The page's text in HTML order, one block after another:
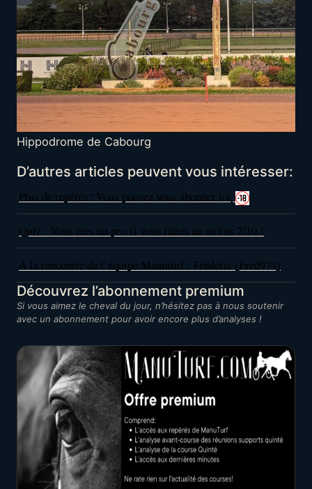
Hippodrome de Cabourg
D’autres articles peuvent vous intéresser:
Plus de repérés? Vous pouvez vous abonner ici
Quiz : Vous êtes un pro si vous faites au moins 7/10 !
À la rencontre de l’équipe Manuturf : Frédéric (Fred974)
Découvrez l’abonnement premium
Si vous aimez le cheval du jour, n’hésitez pas à nous soutenir
avec un abonnement pour avoir encore plus d’analyses !